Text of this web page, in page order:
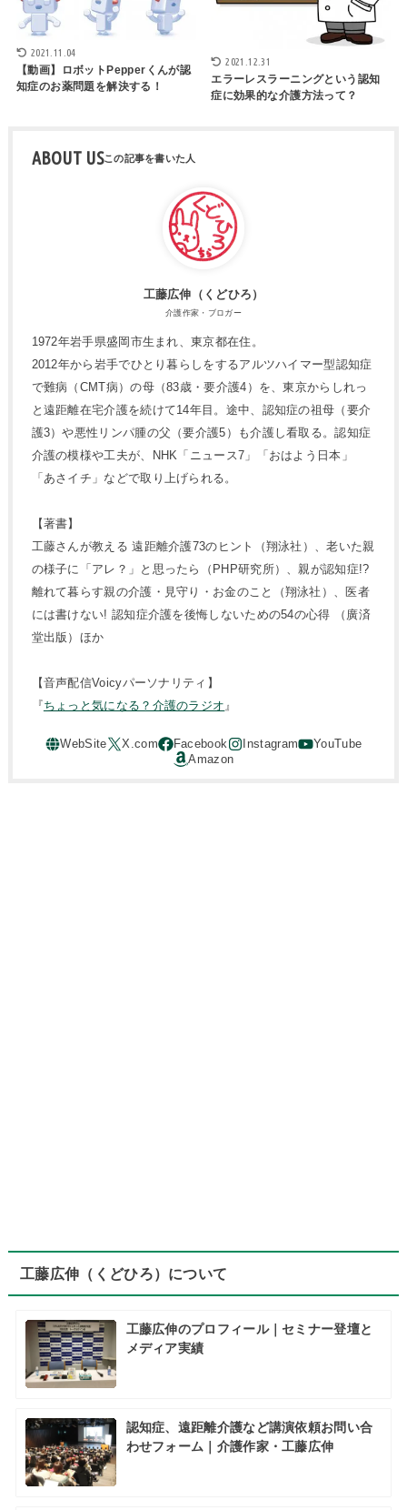
2021.11.04
【動画】ロボットPepperくんが認
知症のお薬問題を解決する！
2021.12.31
エラーレスラーニングという認知
症に効果的な介護方法って？
ABOUT US
工藤広伸（くどひろ）
介護作家・ブロガー
1972年岩手県盛岡市生まれ、東京都在住。
2012年から岩手でひとり暮らしをするアルツハイマー型認知症
で難病（CMT病）の母（83歳・要介護4）を、東京からしれっ
と遠距離在宅介護を続けて14年目。途中、認知症の祖母（要介
護3）や悪性リンパ腫の父（要介護5）も介護し看取る。認知症
介護の模様や工夫が、NHK「ニュース7」「おはよう日本」
「あさイチ」などで取り上げられる。
【著書】
工藤さんが教える 遠距離介護73のヒント（翔泳社）、老いた親
の様子に「アレ？」と思ったら（PHP研究所）、親が認知症!?
離れて暮らす親の介護・見守り・お金のこと（翔泳社）、医者
には書けない! 認知症介護を後悔しないための54の心得 （廣済
堂出版）ほか
【音声配信Voicyパーソナリティ】
『ちょっと気になる？介護のラジオ』
工藤広伸（くどひろ）について
工藤広伸のプロフィール｜セミナー登壇と
メディア実績
認知症、遠距離介護など講演依頼お問い合
わせフォーム｜介護作家・工藤広伸